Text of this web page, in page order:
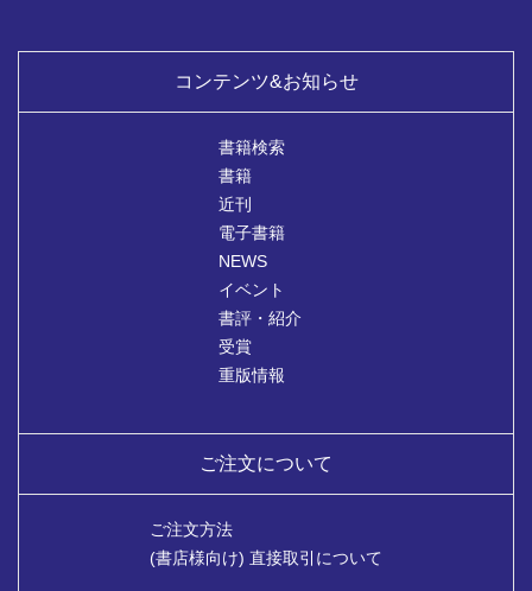
コンテンツ&お知らせ
書籍検索
書籍
近刊
電子書籍
NEWS
イベント
書評・紹介
受賞
重版情報
ご注文について
ご注文方法
(書店様向け) 直接取引について